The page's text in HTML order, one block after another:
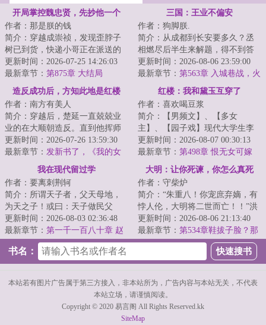
开局掌控魏忠贤，先抄他一个
亿！
作者：那是朕的钱
简介：穿越成崇祯，发现歪脖子
树已到货，快递小哥正在派送的
路上。怎么办？在线等，挺急
的！【大明集团破...
更新时间：2026-07-25 14:26:03
最新章节： 第875章 大结局
三国：王业不偏安
作者：狗脚朕.
简介：从成都到长安要多久？丞
相燃尽后半生来解题，得不到答
案。刘禅带着缅怀瞻仰之情，体
验了一趟传说中...
更新时间：2026-08-06 23:59:00
最新章节： 第563章 入城巷战，火
上浇油
造反成功后，方知此地是红楼
作者：南方有美人
简介：穿越后，楚延一直兢兢业
业的在大顺朝造反。直到他挥师
北伐，二十万大军围困京城时，
才猛然发现，这...
更新时间：2026-07-26 13:59:30
最新章节： 发新书了，《我的女
友是收容物》
红楼：我和黛玉互穿了
作者：喜欢喝豆浆
简介：【男频文】、【多女
主】、【园子戏】现代大学生李
宸穿越成为侯府二公子，却又神
奇与林黛玉互换了身...
更新时间：2026-08-07 00:30:13
最新章节： 第498章 恨无女可嫁
我在现代留过学
作者：要离刺荆轲
简介：所谓天子者，父天母地，
为天之子！或曰：天子做民父
母，以为天下王！而朕，曾为天
子！承六世之余烈...
更新时间：2026-08-03 02:36:48
最新章节： 第一千一百八十章 赵
大明：让你死谏，你怎么真死
作者：守柴炉
简介：“朱重八！你宠庶弃嫡，有
悖人伦，大明将二世而亡！！”洪
武二十五年九月，朱元璋欲立朱
允炆为皇太...
更新时间：2026-08-06 21:13:40
最新章节： 第534章鞋拔子脸？那
个xxx给咱画的？咱要诛他九族！
书名：
本站若有图片广告属于第三方接入，非本站所为，广告内容与本站无关，不代表
本站立场，请谨慎阅读。
Copyright © 2020 易言阁 All Rights Reserved.kk
SiteMap